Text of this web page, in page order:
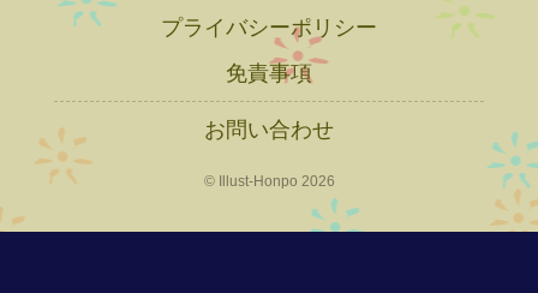
プライバシーポリシー
免責事項
お問い合わせ
© Illust-Honpo 2026